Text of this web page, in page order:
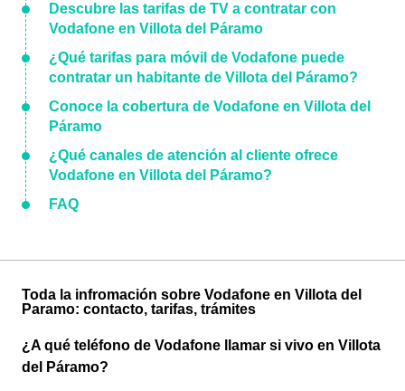
Descubre las tarifas de TV a contratar con
Vodafone en Villota del Páramo
¿Qué tarifas para móvil de Vodafone puede
contratar un habitante de Villota del Páramo?
Conoce la cobertura de Vodafone en Villota del
Páramo
¿Qué canales de atención al cliente ofrece
Vodafone en Villota del Páramo?
FAQ
Toda la infromación sobre Vodafone en Villota del
Paramo: contacto, tarifas, trámites
¿A qué teléfono de Vodafone llamar si vivo en Villota
del Páramo?